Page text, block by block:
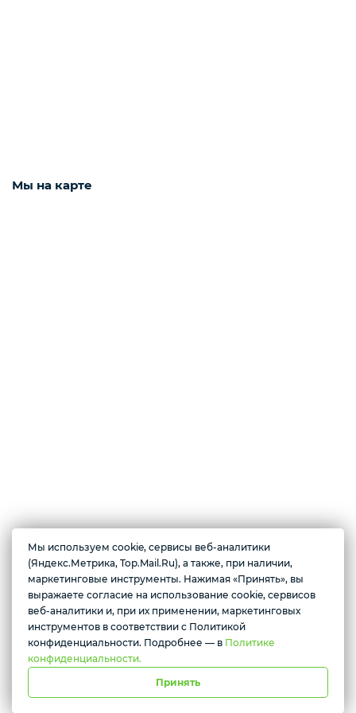
Мы на карте
О магазине
Магазин цифровой электроники. В продаже имеются по доступным
ценам: смартфоны, планшеты, смарт-часы, беспроводные наушники,
ноутбуки, игровые приставки, колонки, видеокарты, телевизоры и
многое другое.
г. Красноярск, ул. Абытаевская 2, офис 337
Мы используем cookie, сервисы веб-аналитики
(Яндекс.Метрика, Top.Mail.Ru), а также, при наличии,
маркетинговые инструменты. Нажимая «Принять», вы
выражаете согласие на использование cookie, сервисов
веб-аналитики и, при их применении, маркетинговых
инструментов в соответствии с Политикой
конфиденциальности. Подробнее — в Политике
конфиденциальности.
Принять
Желаете подозвать сотрудника
Да Нет